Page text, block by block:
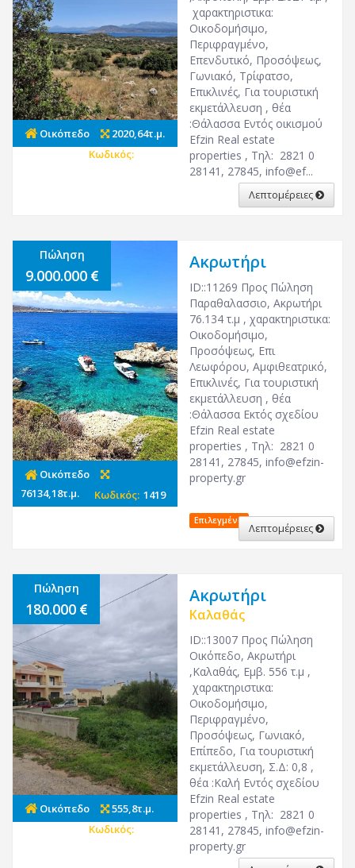
Οικόπεδο
2020,64τ.μ.
Κωδικός:
χαρακτηριστικα:
Οικοδομήσιμο,
Περιφραγμένο,
Επενδυτικό, Προσόψεως,
Γωνιακό, Τρίφατσο,
Επικλινές, Για τουριστική
εκμετάλλευση , θέα
:Θάλασσα Εντός οικισμού
Efzin Real estate
properties , Τηλ: 2821 0
28141, 27845, info@ef...
Λεπτομέρειες
Πώληση
9.000.000
Οικόπεδο
76134,18τ.μ.
Κωδικός: 1419
Ακρωτήρι
ID::11269 Προς Πώληση
Παραθαλασσιο, Ακρωτήρι
76.134 τ.μ , χαρακτηριστικα:
Οικοδομήσιμο,
Προσόψεως, Επι
Λεωφόρου, Αμφιθεατρικό,
Επικλινές, Για τουριστική
εκμετάλλευση , θέα
:Θάλασσα Εκτός σχεδίου
Efzin Real estate
properties , Τηλ: 2821 0
28141, 27845, info@efzin-
property.gr
Επιλεγμένο
Λεπτομέρειες
Πώληση
180.000
Οικόπεδο
555,8τ.μ.
Κωδικός:
Ακρωτήρι
Καλαθάς
ID::13007 Προς Πώληση
Οικόπεδο, Ακρωτήρι
,Καλαθάς, Εμβ. 556 τ.μ ,
χαρακτηριστικα:
Οικοδομήσιμο,
Περιφραγμένο,
Προσόψεως, Γωνιακό,
Επίπεδο, Για τουριστική
εκμετάλλευση, Σ.Δ: 0,8 ,
θέα :Καλή Εντός σχεδίου
Efzin Real estate
properties , Τηλ: 2821 0
28141, 27845, info@efzin-
property.gr